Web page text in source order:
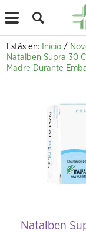
Estás en: Inicio /
Natalben Supra 30
Madre Durante
Natalben